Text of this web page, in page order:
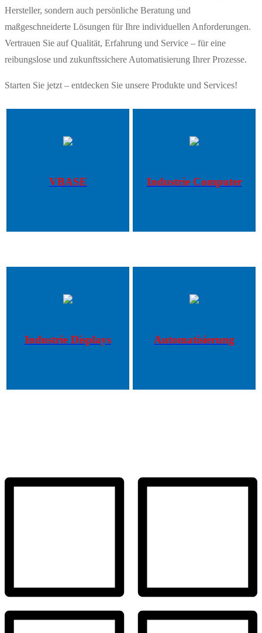
Hersteller, sondern auch persönliche Beratung und
maßgeschneiderte Lösungen für Ihre individuellen Anforderungen.
Vertrauen Sie auf Qualität, Erfahrung und Service – für eine
reibungslose und zukunftssichere Automatisierung Ihrer Prozesse.
Starten Sie jetzt – entdecken Sie unsere Produkte und Services!
VBASE Industrie Computer
Industrie Displays Automatisierung